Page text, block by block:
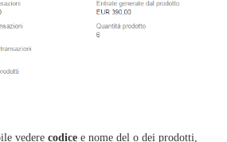
vedere codice e nome del o dei prodotti,